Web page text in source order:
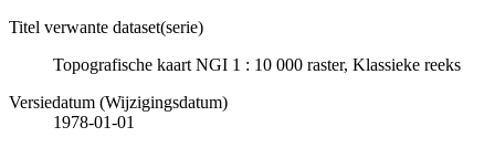
Titel verwante dataset(serie)
Topografische kaart NGI 1 : 10 000 raster, Klassieke reeks
Versiedatum (Wijzigingsdatum)
1978-01-01